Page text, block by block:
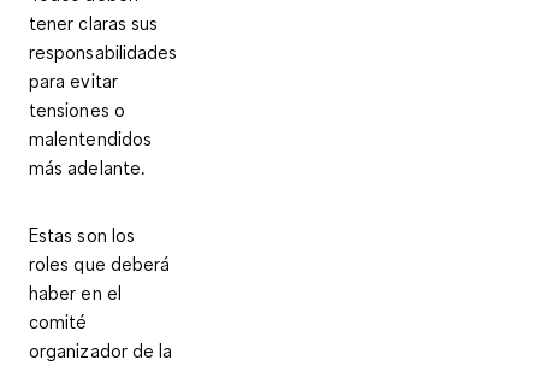
tener claras sus
responsabilidades
para evitar
tensiones o
malentendidos
más adelante.
Estas son los
roles que deberá
haber en el
comité
organizador de la